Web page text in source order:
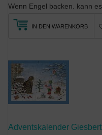
IN DEN WARENKORB
Adventskalender Giesbert